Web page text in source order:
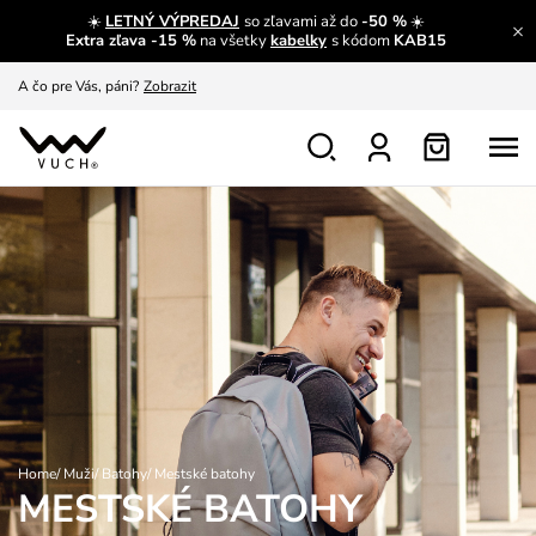
☀️ LETNÝ VÝPREDAJ so zľavami až do-50 %☀️
Extra zľava -15 % na všetkykabelky s kódom KAB15
A čo sa inde nedozvieš? Prečítať viac
A čo pre Vás, páni? Zobrazit
S čím chybu neurobíš?
Nech sa inšpirovať Zobraziť
Výmena a vrátenie zadarmo
Home/Muži/Batohy/Mestské batohy
MESTSKÉ BATOHY